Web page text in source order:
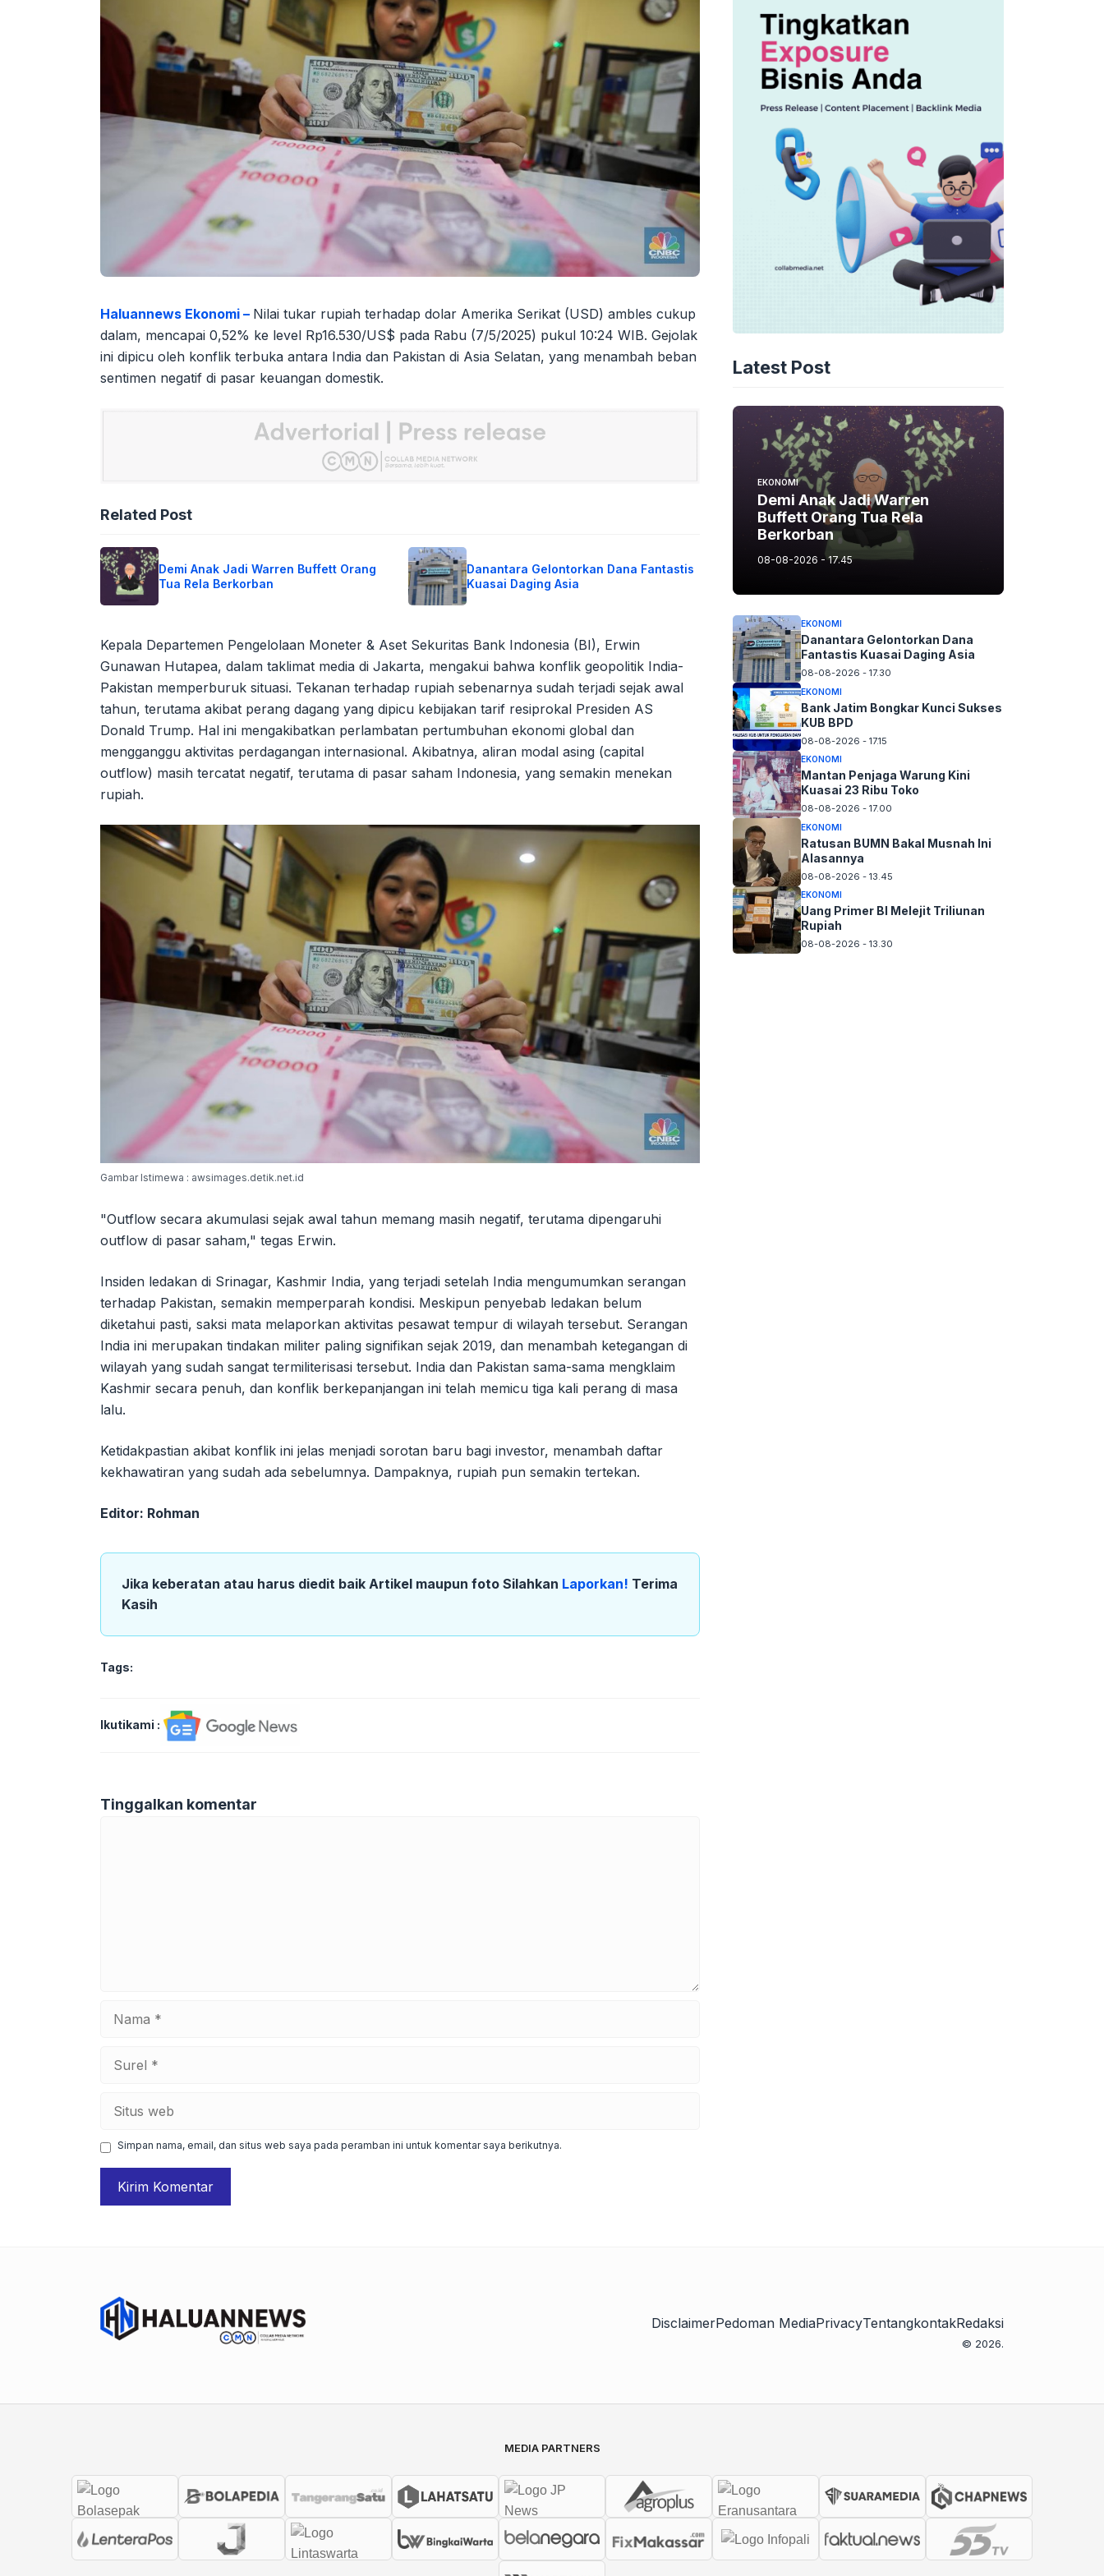
Haluannews Ekonomi – Nilai tukar rupiah terhadap dolar Amerika Serikat (USD) ambles cukup
dalam, mencapai 0,52% ke level Rp16.530/US$ pada Rabu (7/5/2025) pukul 10:24 WIB. Gejolak
ini dipicu oleh konflik terbuka antara India dan Pakistan di Asia Selatan, yang menambah beban
sentimen negatif di pasar keuangan domestik.
Related Post
Demi Anak Jadi Warren Buffett Orang
Tua Rela Berkorban
Danantara Gelontorkan Dana Fantastis
Kuasai Daging Asia
Kepala Departemen Pengelolaan Moneter & Aset Sekuritas Bank Indonesia (BI), Erwin
Gunawan Hutapea, dalam taklimat media di Jakarta, mengakui bahwa konflik geopolitik India-
Pakistan memperburuk situasi. Tekanan terhadap rupiah sebenarnya sudah terjadi sejak awal
tahun, terutama akibat perang dagang yang dipicu kebijakan tarif resiprokal Presiden AS
Donald Trump. Hal ini mengakibatkan perlambatan pertumbuhan ekonomi global dan
mengganggu aktivitas perdagangan internasional. Akibatnya, aliran modal asing (capital
outflow) masih tercatat negatif, terutama di pasar saham Indonesia, yang semakin menekan
rupiah.
Gambar Istimewa : awsimages.detik.net.id
"Outflow secara akumulasi sejak awal tahun memang masih negatif, terutama dipengaruhi
outflow di pasar saham," tegas Erwin.
Insiden ledakan di Srinagar, Kashmir India, yang terjadi setelah India mengumumkan serangan
terhadap Pakistan, semakin memperparah kondisi. Meskipun penyebab ledakan belum
diketahui pasti, saksi mata melaporkan aktivitas pesawat tempur di wilayah tersebut. Serangan
India ini merupakan tindakan militer paling signifikan sejak 2019, dan menambah ketegangan di
wilayah yang sudah sangat termiliterisasi tersebut. India dan Pakistan sama-sama mengklaim
Kashmir secara penuh, dan konflik berkepanjangan ini telah memicu tiga kali perang di masa
lalu.
Ketidakpastian akibat konflik ini jelas menjadi sorotan baru bagi investor, menambah daftar
kekhawatiran yang sudah ada sebelumnya. Dampaknya, rupiah pun semakin tertekan.
Editor: Rohman
Jika keberatan atau harus diedit baik Artikel maupun foto Silahkan Laporkan! Terima
Kasih
Tags:
Ikutikami :
Tinggalkan komentar
web
Simpan nama, email, dan situs web saya pada peramban ini untuk komentar saya berikutnya.
Latest Post
EKONOMI
Demi Anak Jadi Warren
Buffett Orang Tua Rela
Berkorban
08-08-2026 - 17.45
EKONOMI
Danantara Gelontorkan Dana
Fantastis Kuasai Daging Asia
08-08-2026 - 17.30
EKONOMI
Bank Jatim Bongkar Kunci Sukses
KUB BPD
08-08-2026 - 17.15
EKONOMI
Mantan Penjaga Warung Kini
Kuasai 23 Ribu Toko
08-08-2026 - 17.00
EKONOMI
Ratusan BUMN Bakal Musnah Ini
Alasannya
08-08-2026 - 13.45
EKONOMI
Uang Primer BI Melejit Triliunan
Rupiah
08-08-2026 - 13.30
DisclaimerPedoman MediaPrivacyTentangkontakRedaksi
© 2026.
MEDIA PARTNERS